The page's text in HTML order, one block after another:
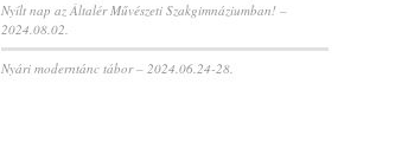
Nyílt nap az Általér Művészeti Szakgimnáziumban! –
2024.08.02.
Nyári moderntánc tábor – 2024.06.24-28.